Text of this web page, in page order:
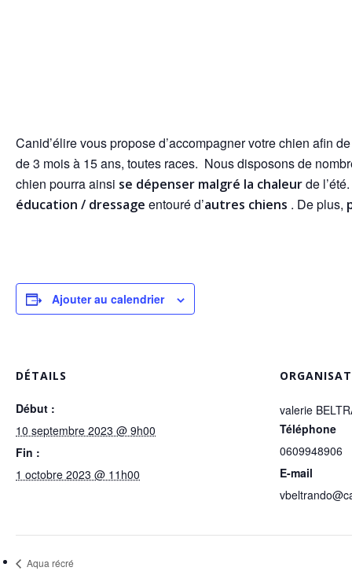
Canid’élire vous propose d’accompagner votre chien afin
de 3 mois à 15 ans, toutes races. Nous disposons de
chien pourra ainsi se dépenser malgré la chaleurde
éducation / dressage entouré d’autres chiens . De plus,
Ajouter au calendrier
DÉTAILS
Début :
10 septembre 2023 @ 9h00
Fin :
1 octobre 2023 @ 11h00
valerie
Téléphone
0609948906
E-mail
Aqua récré